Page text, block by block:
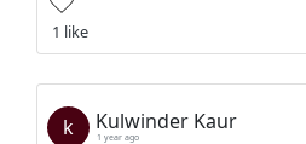
1 like
k Kulwinder Kaur
1 year ago